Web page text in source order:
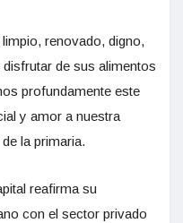
renovado, digno,
de sus alimentos
profundamente este
y amor a nuestra
la primaria.
reafirma su
con el sector privado